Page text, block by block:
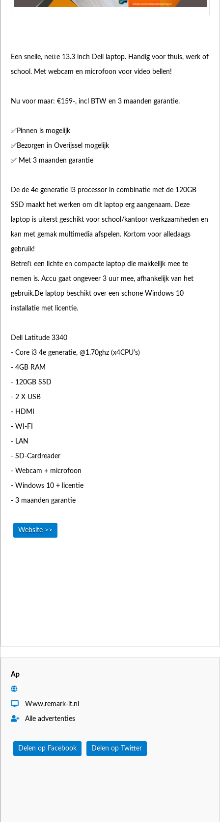
Een snelle, nette 13.3 inch Dell laptop. Handig voor thuis, werk of
school. Met webcam en microfoon voor video bellen!
Nu voor maar: €159-, incl BTW en 3 maanden garantie.
✅Pinnen is mogelijk
✅Bezorgen in Overijssel mogelijk
✅ Met 3 maanden garantie
De de 4e generatie i3 processor in combinatie met de 120GB
SSD maakt het werken om dit laptop erg aangenaam. Deze
laptop is uiterst geschikt voor school/kantoor werkzaamheden en
kan met gemak multimedia afspelen. Kortom voor alledaags
gebruik!
Betreft een lichte en compacte laptop die makkelijk mee te
nemen is. Accu gaat ongeveer 3 uur mee, afhankelijk van het
gebruik.De laptop beschikt over een schone Windows 10
installatie met licentie.
Dell Latitude 3340
- Core i3 4e generatie, @1.70ghz (x4CPU's)
- 4GB RAM
- 120GB SSD
- 2 X USB
- HDMI
- WI-FI
- LAN
- SD-Cardreader
- Webcam + microfoon
- Windows 10 + licentie
- 3 maanden garantie
Website >>
Ap
Www.remark-it.nl
Alle advertenties
Delen op Facebook Delen op Twitter